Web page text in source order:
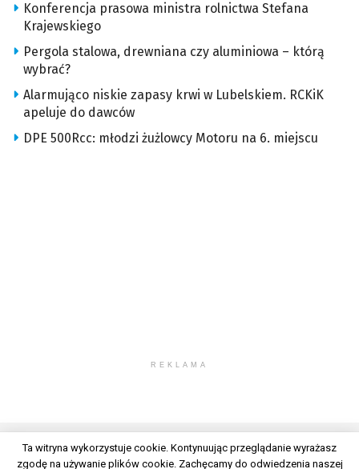
Konferencja prasowa ministra rolnictwa Stefana
Krajewskiego
Pergola stalowa, drewniana czy aluminiowa – którą
wybrać?
Alarmująco niskie zapasy krwi w Lubelskiem. RCKiK
apeluje do dawców
DPE 500Rcc: młodzi żużlowcy Motoru na 6. miejscu
REKLAMA
Ta witryna wykorzystuje cookie. Kontynuując przeglądanie wyrażasz
zgodę na używanie plików cookie. Zachęcamy do odwiedzenia naszej